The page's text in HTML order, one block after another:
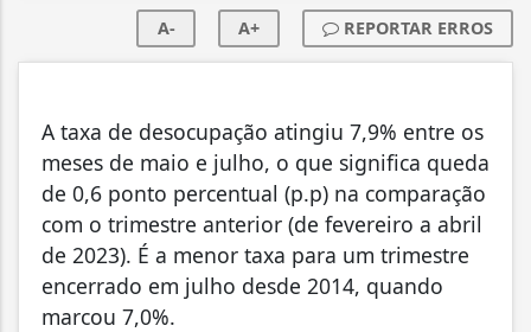
A- A+ REPORTAR ERROS
A taxa de desocupação atingiu 7,9% entre os
meses de maio e julho, o que significa queda
de 0,6 ponto percentual (p.p) na comparação
com o trimestre anterior (de fevereiro a abril
de 2023). É a menor taxa para um trimestre
encerrado em julho desde 2014, quando
marcou 7,0%.